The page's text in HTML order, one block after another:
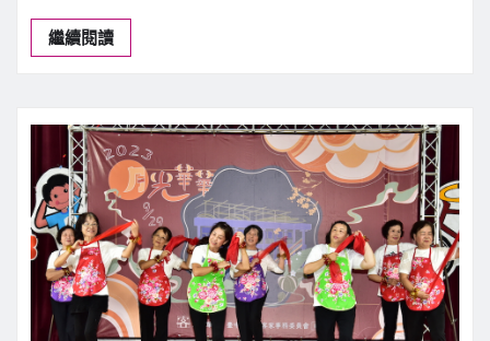
繼續閱讀